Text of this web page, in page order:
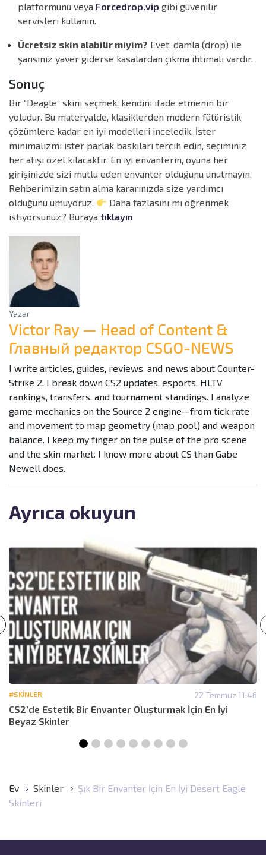
platformunu veya Forcedrop.vip gibi güvenilir
servisleri kullanın.
Ücretsiz skin alabilir miyim? Evet, damla (drop) ile
şansınız yaver giderse kasalardan çıkma ihtimali vardır.
Sonuç
Bir “Deagle” skini seçmek, kendini ifade etmenin bir
yoludur. Bu materyalde, klasiklerden modern fütüristik
çözümlere kadar en iyi modelleri inceledik. İster
minimalizmi ister parlak baskıları tercih edin, seçiminiz
her atışı özel kılacaktır. En iyi envanterin, oyuna her
girişinizde sizi mutlu eden envanter olduğunu unutmayın.
Rehberimizin satın alma kararınızda size yardımcı
olduğunu umuyoruz.
Daha fazlasını mı öğrenmek
istiyorsunuz? Buraya tıklayın
Yazar
Victor Ray — Head of Content &
Главный редактор CSGO-NEWS
I write articles, guides, reviews, and news about Counter-
Strike 2. I break down CS2 updates, esports, HLTV
rankings, transfers, and tournament standings. I analyze
game mechanics on the Source 2 engine—from tick rate
and movement to map geometry (map pool) and weapon
balance. I keep my finger on the pulse of the pro scene
and the skin market. I know more about CS than Gabe
Newell does.
Ayrıca okuyun
#SKINLER 22 Temmuz 11:46
CS2’de Estetik Bir Envanter Oluşturmak İçin En İyi
Beyaz Skinler
Ev Skinler
Şık Bir Envanter İçin En İyi Desert Eagle
Skinleri